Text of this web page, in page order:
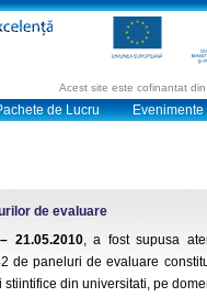
Acest site este cofinantat
de Lucru Evenimente
de evaluare
21.05.2010, a fost supusa
de paneluri de evaluare
stiintifice din universitati, pe